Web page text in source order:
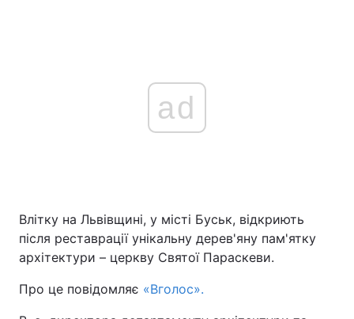
Головна Війна
ad
Влітку на Львівщині, у місті Буськ, відкриють
після реставрації унікальну дерев'яну пам'ятку
архітектури – церкву Святої Параскеви.
Про це повідомляє «Вголос».